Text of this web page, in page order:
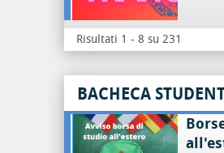
Risultati 1 - 8 su 231
BACHECA